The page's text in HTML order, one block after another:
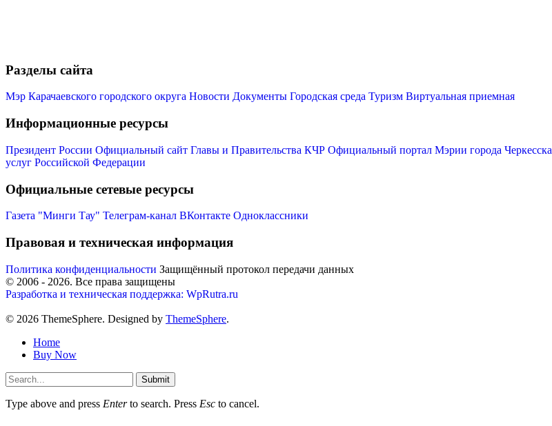
Разделы сайта
Мэр Карачаевского городского округа Новости Документы Городская среда Туризм Виртуальная приемная
Информационные ресурсы
Президент России Официальный сайт Главы и Правительства КЧР Официальный портал Мэрии города Черкесска
услуг Российской Федерации
Официальные сетевые ресурсы
Газета "Минги Тау" Телеграм-канал ВКонтакте Одноклассники
Правовая и техническая информация
Политика конфиденциальности Защищённый протокол передачи данных
© 2006 - 2026. Все права защищены
Разработка и техническая поддержка: WpRutra.ru
© 2026 ThemeSphere. Designed by ThemeSphere.
Home
Buy Now
Submit
Type above and press Enterto search. Press Esc to cancel.